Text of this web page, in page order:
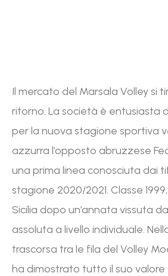
Il mercato del Marsala Volley si
ritorno. La società è entusiasta
per la nuova stagione sportiva
azzurra l’opposto abruzzese
una prima linea conosciuta dai
stagione 2020/2021. Classe
Sicilia dopo un’annata vissuta
assoluta a livello individuale.
trascorsa tra le fila del Volley
ha dimostrato tutto il suo valore